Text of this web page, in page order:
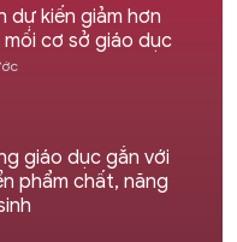
dự kiến giảm hơn
cơ sở giáo dục
giáo dục gắn với
phẩm chất, năng